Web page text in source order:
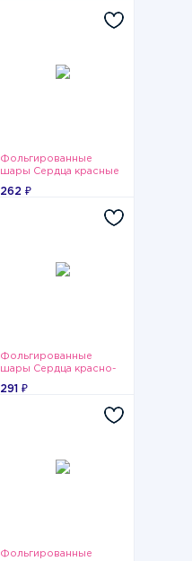
Фольгированные
шары Сердца красные
262 ₽
Фольгированные
шары Сердца красно-
291 ₽
Фольгированные